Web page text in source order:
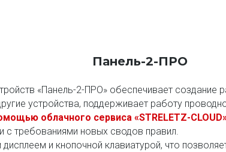
Панель-2-ПРО
«Панель-2-ПРО» обеспечивает создание
устройства, поддерживает работу
облачного сервиса «STRELETZ-
с требованиями новых сводов правил.
и кнопочной клавиатурой, что